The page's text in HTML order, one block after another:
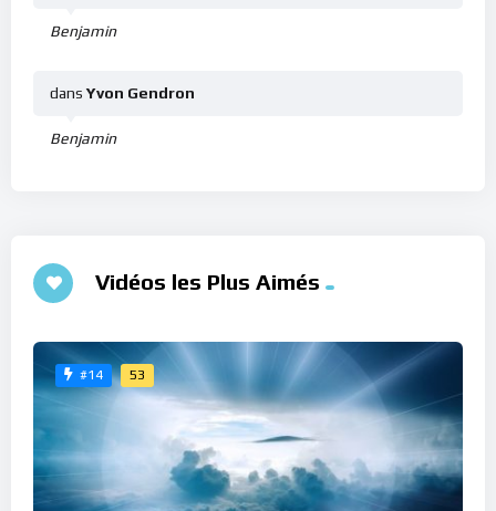
Benjamin
Benjamin
dans Yvon Gendron
Vidéos les Plus Aimés
#14 53